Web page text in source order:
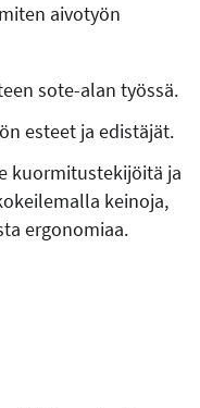
aivotyön
sote-alan työssä.
esteet ja edistäjät.
kuormitustekijöitä ja
keinoja,
ergonomiaa.